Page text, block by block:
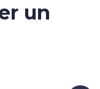
un